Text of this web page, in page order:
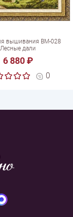
вышивания ВМ-028
Лесные дали
6 880 ₽
0